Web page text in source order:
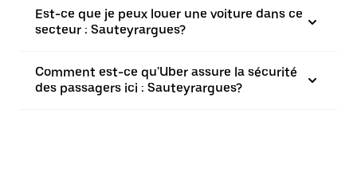
Est-ce que je peux louer une voiture dans ce
secteur : Sauteyrargues?
Comment est-ce qu'Uber assure la sécurité
des passagers ici : Sauteyrargues?